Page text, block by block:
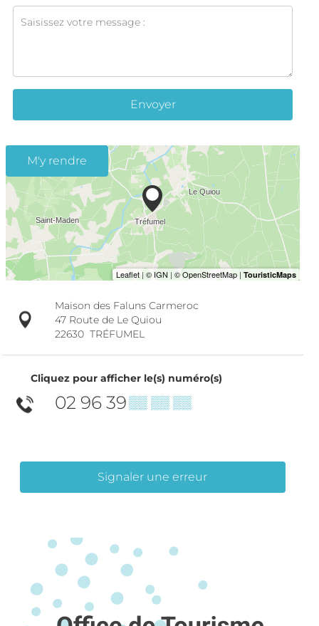
Envoyer
M'y rendre
Maison des Faluns Carmeroc
47 Route de Le Quiou
22630 TRÉFUMEL
Cliquez pour afficher le(s) numéro(s)
02 96 39▒▒ ▒▒ ▒▒
Signaler une erreur